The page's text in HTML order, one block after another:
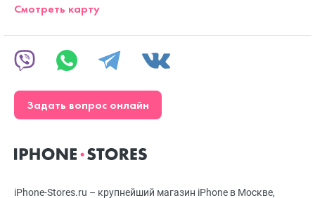
iPhone-Stores.ru – крупнейший магазин iPhone в Москве,
Смотреть карту
Задать вопрос онлайн